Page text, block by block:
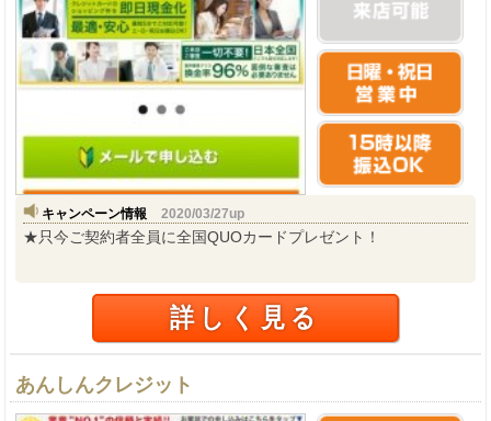
キャンペーン情報 2020/03/27up
★只今ご契約者全員に全国QUOカードプレゼント！
詳しく見る
あんしんクレジット